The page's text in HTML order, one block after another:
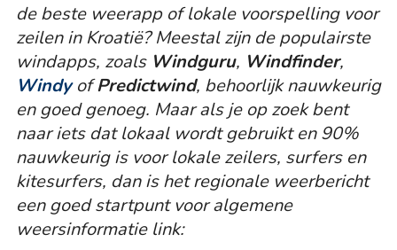
de beste weerapp of lokale voorspelling voor
zeilen in Kroatië? Meestal zijn de populairste
windapps, zoals Windguru, Windfinder,
WindyofPredictwind, behoorlijk nauwkeurig
en goed genoeg. Maar als je op zoek bent
naar iets dat lokaal wordt gebruikt en 90%
nauwkeurig is voor lokale zeilers, surfers en
kitesurfers, dan is het regionale weerbericht
een goed startpunt voor algemene
weersinformatie link: